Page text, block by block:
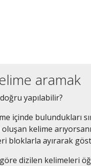
aramak
yapılabilir?
içinde bulundukları
kelime
bloklarla ayırarak
dizilen kelimeleri